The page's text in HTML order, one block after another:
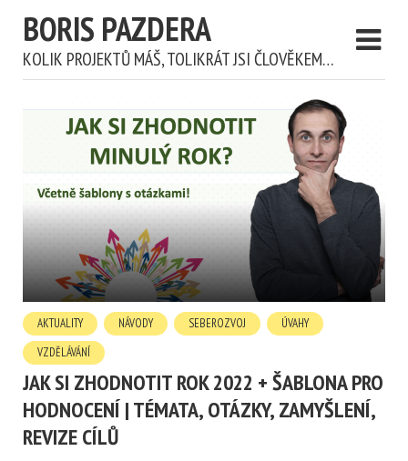
BORIS PAZDERA
KOLIK PROJEKTŮ MÁŠ, TOLIKRÁT JSI ČLOVĚKEM…
AKTUALITY NÁVODY SEBEROZVOJ
ÚVAHY
VZDĚLÁVÁNÍ
JAK SI ZHODNOTIT ROK 2022 + ŠABLONA PRO
HODNOCENÍ | TÉMATA, OTÁZKY, ZAMYŠLENÍ,
REVIZE CÍLŮ